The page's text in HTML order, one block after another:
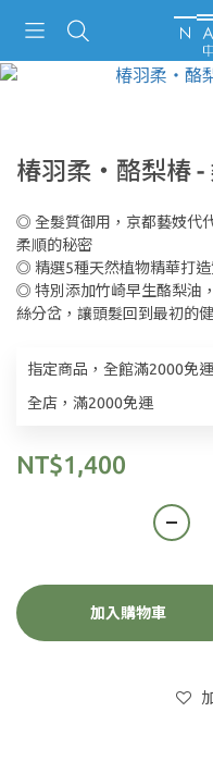
椿羽柔‧酪梨椿 -
◎ 全髮質御用，京都藝妓代
柔順的秘密
◎ 精選5種天然植物精華打
◎ 特別添加竹崎早生酪梨油
絲分岔，讓頭髮回到最初的
指定商品，全館滿2000免運
全店，滿2000免運
NT$1,400
加入購物車